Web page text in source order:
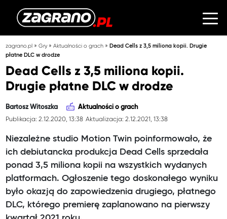
zagrano.pl »Gry»Aktualności o grach »Dead Cells z 3,5 miliona kopii. Drugie
płatne DLC w drodze
Dead Cells z 3,5 miliona kopii.
Drugie płatne DLC w drodze
Bartosz Witoszka Aktualności o grach
Publikacja: 2.12.2020, 13:38 Aktualizacja: 2.12.2021, 13:38
Niezależne studio Motion Twin poinformowało, że
ich debiutancka produkcja Dead Cells sprzedała
ponad 3,5 miliona kopii na wszystkich wydanych
platformach. Ogłoszenie tego doskonałego wyniku
było okazją do zapowiedzenia drugiego, płatnego
DLC, którego premierę zaplanowano na pierwszy